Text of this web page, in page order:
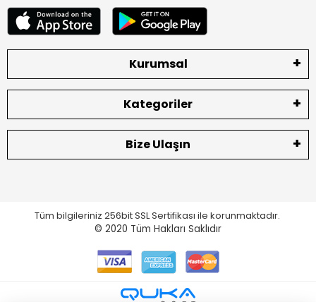
Kurumsal
Kategoriler
Bize Ulaşın
Tüm bilgileriniz 256bit SSL Sertifikası ile korunmaktadır.
© 2020 Tüm Hakları Saklıdır